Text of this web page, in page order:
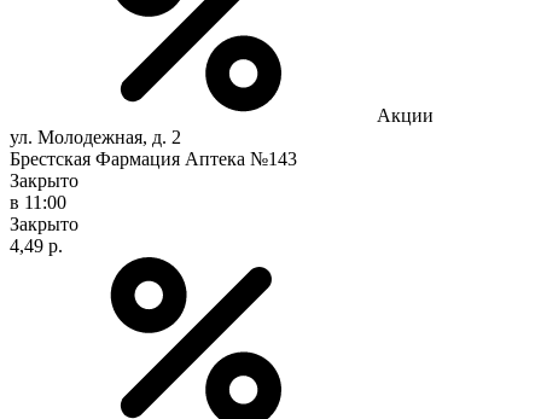
Акции
ул. Молодежная, д. 2
Брестская Фармация Аптека №143
Закрыто
в 11:00
Закрыто
4,49 р.